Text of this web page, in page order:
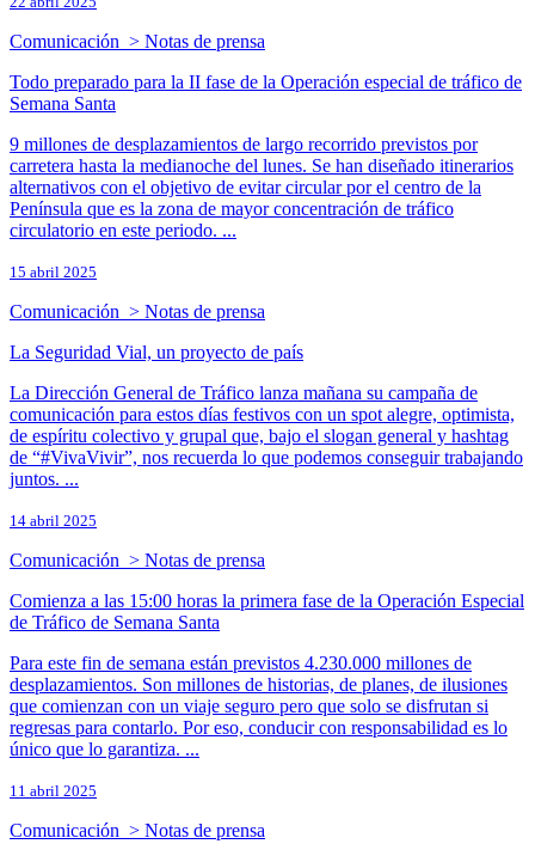
Comunicación > Notas de prensa
Todo preparado para la II fase de la Operación especial de tráfico de
Semana Santa
9 millones de desplazamientos de largo recorrido previstos por
carretera hasta la medianoche del lunes. Se han diseñado itinerarios
alternativos con el objetivo de evitar circular por el centro de la
Península que es la zona de mayor concentración de tráfico
circulatorio en este periodo. ...
15 abril 2025
Comunicación > Notas de prensa
La Seguridad Vial, un proyecto de país
La Dirección General de Tráfico lanza mañana su campaña de
comunicación para estos días festivos con un spot alegre, optimista,
de espíritu colectivo y grupal que, bajo el slogan general y hashtag
de “#VivaVivir”, nos recuerda lo que podemos conseguir trabajando
juntos. ...
14 abril 2025
Comunicación > Notas de prensa
Comienza a las 15:00 horas la primera fase de la Operación Especial
de Tráfico de Semana Santa
Para este fin de semana están previstos 4.230.000 millones de
desplazamientos. Son millones de historias, de planes, de ilusiones
que comienzan con un viaje seguro pero que solo se disfrutan si
regresas para contarlo. Por eso, conducir con responsabilidad es lo
único que lo garantiza. ...
11 abril 2025
Comunicación > Notas de prensa